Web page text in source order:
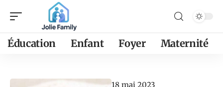
Éducation Enfant Foyer Maternité
18 mai 2023